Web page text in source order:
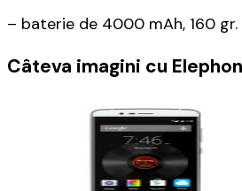
– baterie de 4000 mAh, 160 gr.
Câteva imagini cu